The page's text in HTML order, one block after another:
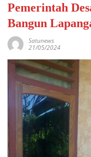
Pemerintah
Bangun
Satunews
21/05/2024